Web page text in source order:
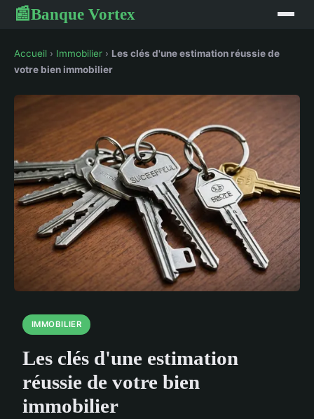
📰Banque Vortex
Accueil › Immobilier › Les clés d'une estimation réussie de
votre bien immobilier
IMMOBILIER
Les clés d'une estimation
réussie de votre bien
immobilier